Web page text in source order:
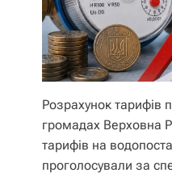
Розрахунок тарифів
громадах Верховна
тарифів на
проголосували за